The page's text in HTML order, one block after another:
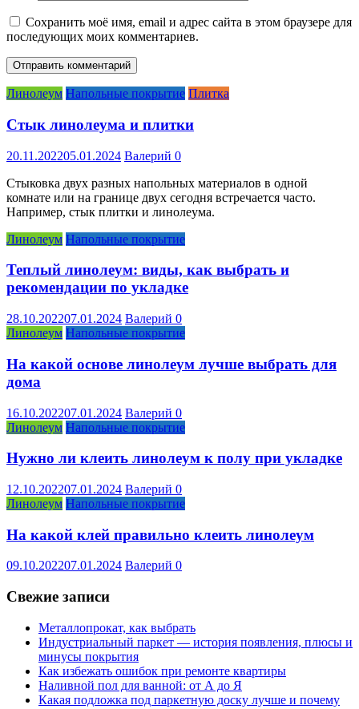
Сохранить моё имя, email и адрес сайта в этом браузере для
последующих моих комментариев.
Линолеум Напольные покрытие Плитка
Стык линолеума и плитки
20.11.202205.01.2024 Валерий 0
Стыковка двух разных напольных материалов в одной
комнате или на границе двух сегодня встречается часто.
Например, стык плитки и линолеума.
Линолеум Напольные покрытие
Теплый линолеум: виды, как выбрать и
рекомендации по укладке
28.10.202207.01.2024 Валерий 0
Линолеум Напольные покрытие
На какой основе линолеум лучше выбрать для
дома
16.10.202207.01.2024 Валерий 0
Линолеум Напольные покрытие
Нужно ли клеить линолеум к полу при укладке
12.10.202207.01.2024 Валерий 0
Линолеум Напольные покрытие
На какой клей правильно клеить линолеум
09.10.202207.01.2024 Валерий 0
Свежие записи
Металлопрокат, как выбрать
Индустриальный паркет — история появления, плюсы и
минусы покрытия
Как избежать ошибок при ремонте квартиры
Наливной пол для ванной: от А до Я
Какая подложка под паркетную доску лучше и почему